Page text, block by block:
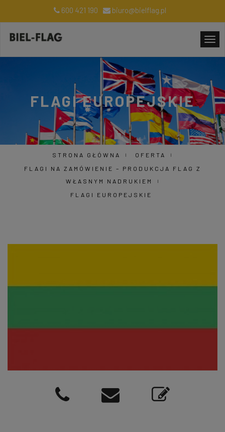
600 421 190 biuro@bielflag.pl
FLAGI EUROPEJSKIE
STRONA GŁÓWNA
OFERTA
FLAGI NA ZAMÓWIENIE – PRODUKCJA FLAG Z
WŁASNYM NADRUKIEM
FLAGI EUROPEJSKIE